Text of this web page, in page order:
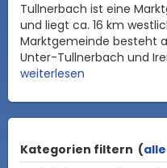
Tullnerbach ist eine
und liegt ca. 16 km
Marktgemeinde besteht
Unter-Tullnerbach und
weiterlesen
Kategorien filtern (